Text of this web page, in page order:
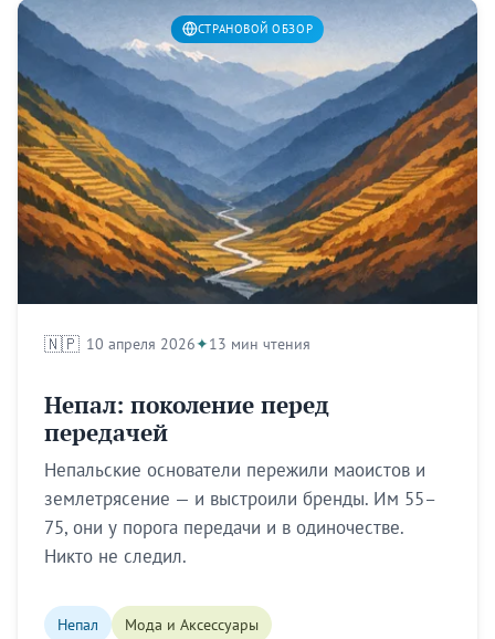
СТРАНОВОЙ ОБЗОР
🇳🇵 10 апреля 2026 13 мин чтения
Непал: поколение перед
передачей
Непальские основатели пережили маоистов и
землетрясение — и выстроили бренды. Им 55–
75, они у порога передачи и в одиночестве.
Никто не следил.
Непал Мода и Аксессуары